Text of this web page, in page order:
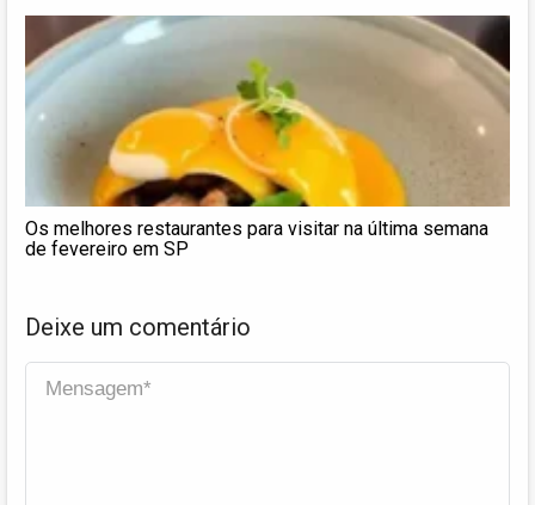
Os melhores restaurantes para visitar na última semana
de fevereiro em SP
Deixe um comentário